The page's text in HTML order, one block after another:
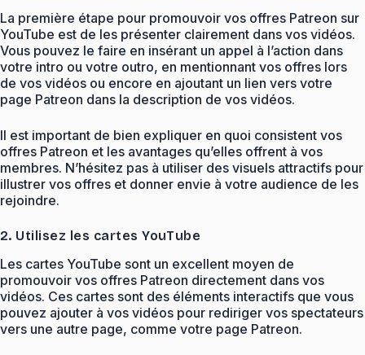
La première étape pour promouvoir vos offres Patreon sur
YouTube est de les présenter clairement dans vos vidéos.
Vous pouvez le faire en insérant un appel à l’action dans
votre intro ou votre outro, en mentionnant vos offres lors
de vos vidéos ou encore en ajoutant un lien vers votre
page Patreon dans la description de vos vidéos.
Il est important de bien expliquer en quoi consistent vos
offres Patreon et les avantages qu’elles offrent à vos
membres. N’hésitez pas à utiliser des visuels attractifs pour
illustrer vos offres et donner envie à votre audience de les
rejoindre.
2. Utilisez les cartes YouTube
Les cartes YouTube sont un excellent moyen de
promouvoir vos offres Patreon directement dans vos
vidéos. Ces cartes sont des éléments interactifs que vous
pouvez ajouter à vos vidéos pour rediriger vos spectateurs
vers une autre page, comme votre page Patreon.